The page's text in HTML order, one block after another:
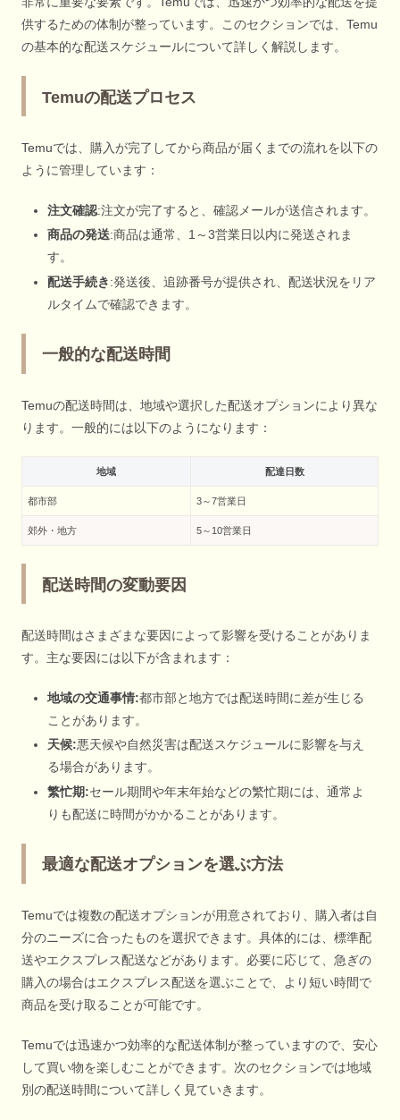
供するための体制が整っています。このセクションでは、Temu
の基本的な配送スケジュールについて詳しく解説します。
Temuの配送プロセス
Temuでは、購入が完了してから商品が届くまでの流れを以下の
ように管理しています：
注文確認:注文が完了すると、確認メールが送信されます。
商品の発送:商品は通常、1～3営業日以内に発送されま
す。
配送手続き:発送後、追跡番号が提供され、配送状況をリア
ルタイムで確認できます。
一般的な配送時間
Temuの配送時間は、地域や選択した配送オプションにより異な
ります。一般的には以下のようになります：
地域 配達日数
都市部 3～7営業日
郊外・地方 5～10営業日
配送時間の変動要因
配送時間はさまざまな要因によって影響を受けることがありま
す。主な要因には以下が含まれます：
地域の交通事情:都市部と地方では配送時間に差が生じる
ことがあります。
天候:悪天候や自然災害は配送スケジュールに影響を与え
る場合があります。
繁忙期:セール期間や年末年始などの繁忙期には、通常よ
りも配送に時間がかかることがあります。
最適な配送オプションを選ぶ方法
Temuでは複数の配送オプションが用意されており、購入者は自
分のニーズに合ったものを選択できます。具体的には、標準配
送やエクスプレス配送などがあります。必要に応じて、急ぎの
購入の場合はエクスプレス配送を選ぶことで、より短い時間で
商品を受け取ることが可能です。
Temuでは迅速かつ効率的な配送体制が整っていますので、安心
して買い物を楽しむことができます。次のセクションでは地域
別の配送時間について詳しく見ていきます。